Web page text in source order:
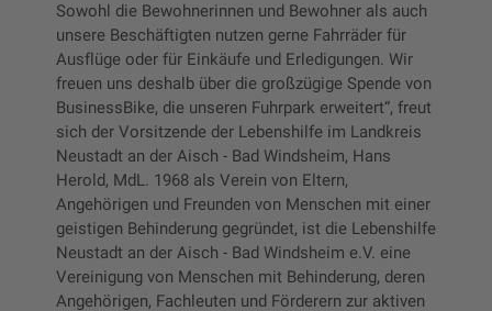
Sowohl die Bewohnerinnen und Bewohner als auch
unsere Beschäftigten nutzen gerne Fahrräder für
Ausflüge oder für Einkäufe und Erledigungen. Wir
freuen uns deshalb über die großzügige Spende von
BusinessBike, die unseren Fuhrpark erweitert“, freut
sich der Vorsitzende der Lebenshilfe im Landkreis
Neustadt an der Aisch - Bad Windsheim, Hans
Herold, MdL. 1968 als Verein von Eltern,
Angehörigen und Freunden von Menschen mit einer
geistigen Behinderung gegründet, ist die Lebenshilfe
Neustadt an der Aisch - Bad Windsheim e.V. eine
Vereinigung von Menschen mit Behinderung, deren
Angehörigen, Fachleuten und Förderern zur aktiven